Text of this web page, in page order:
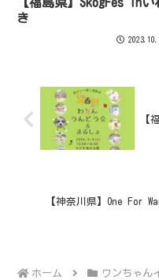
【福島県】SkogFes inい
き
【
【神奈川県】One For
ホーム ワンちゃん